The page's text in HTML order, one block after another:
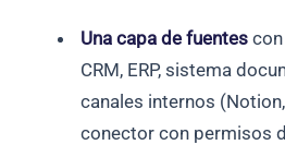
Una capa de fuentes
CRM, ERP, sistema
canales internos
conector con permisos